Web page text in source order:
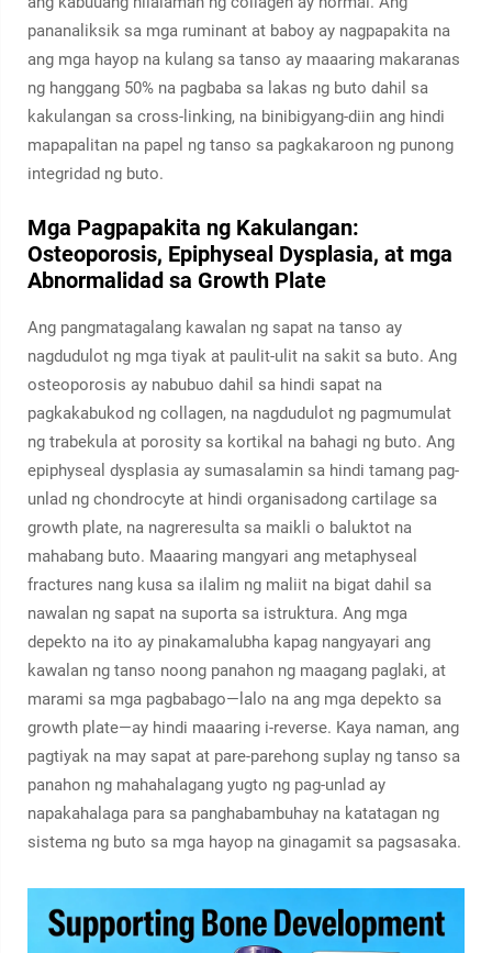
pananaliksik sa mga ruminant at baboy ay nagpapakita na
ang mga hayop na kulang sa tanso ay maaaring makaranas
ng hanggang 50% na pagbaba sa lakas ng buto dahil sa
kakulangan sa cross-linking, na binibigyang-diin ang hindi
mapapalitan na papel ng tanso sa pagkakaroon ng punong
integridad ng buto.
Mga Pagpapakita ng Kakulangan:
Osteoporosis, Epiphyseal Dysplasia, at mga
Abnormalidad sa Growth Plate
Ang pangmatagalang kawalan ng sapat na tanso ay
nagdudulot ng mga tiyak at paulit-ulit na sakit sa buto. Ang
osteoporosis ay nabubuo dahil sa hindi sapat na
pagkakabukod ng collagen, na nagdudulot ng pagmumulat
ng trabekula at porosity sa kortikal na bahagi ng buto. Ang
epiphyseal dysplasia ay sumasalamin sa hindi tamang pag-
unlad ng chondrocyte at hindi organisadong cartilage sa
growth plate, na nagreresulta sa maikli o baluktot na
mahabang buto. Maaaring mangyari ang metaphyseal
fractures nang kusa sa ilalim ng maliit na bigat dahil sa
nawalan ng sapat na suporta sa istruktura. Ang mga
depekto na ito ay pinakamalubha kapag nangyayari ang
kawalan ng tanso noong panahon ng maagang paglaki, at
marami sa mga pagbabago—lalo na ang mga depekto sa
growth plate—ay hindi maaaring i-reverse. Kaya naman, ang
pagtiyak na may sapat at pare-parehong suplay ng tanso sa
panahon ng mahahalagang yugto ng pag-unlad ay
napakahalaga para sa panghabambuhay na katatagan ng
sistema ng buto sa mga hayop na ginagamit sa pagsasaka.